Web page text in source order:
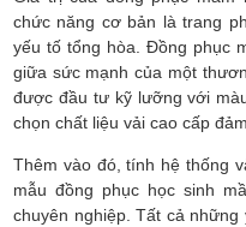
chức năng cơ bản là trang
yếu tố tổng hòa. Đồng phục
giữa sức mạnh của một
được đầu tư kỹ lưỡng với
chọn chất liệu vải cao cấp
Thêm vào đó, tính hệ thống
mẫu đồng phục học sinh
chuyên nghiệp. Tất cả